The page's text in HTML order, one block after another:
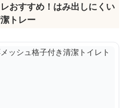
おすすめ！はみ出しにくい
トレー